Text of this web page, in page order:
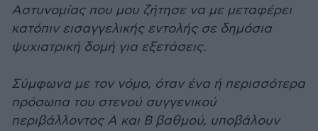
Αστυνομίας που μου ζήτησε να με μεταφέρει
κατόπιν εισαγγελικής εντολής σε δημόσια
ψυχιατρική δομή για εξετάσεις.
Σύμφωνα με τον νόμο, όταν ένα ή περισσότερα
πρόσωπα του στενού συγγενικού
περιβάλλοντος Α και Β βαθμού, υποβάλουν